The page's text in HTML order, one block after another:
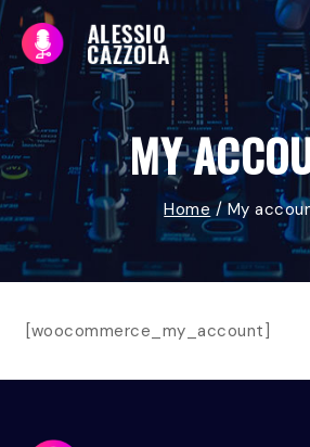
Skip
content
MY
Home / My
[woocommerce_my_account]